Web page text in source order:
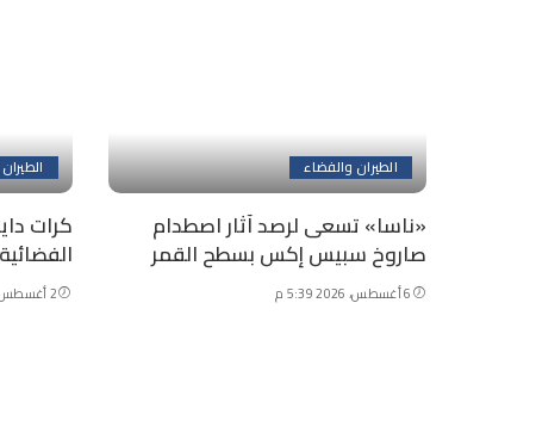
الطيران والفضاء
«ناسا» تسعى لرصد آثار اصطدام
صاروخ سبيس إكس بسطح القمر
6 أغسطس، 2026 5:39 م
كرات
2 أغسطس، 2026 4:59 م